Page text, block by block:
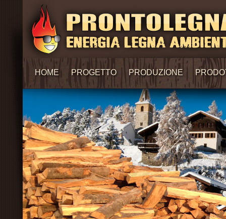
HOME PROGETTO PRODUZIONE